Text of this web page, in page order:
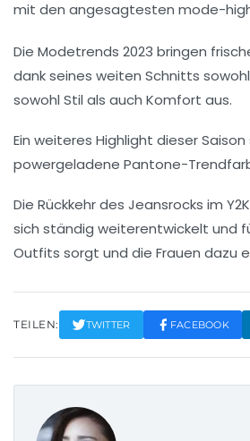
Die Modetrends 2023 bringen
dank seines weiten Schnitts
sowohl Stil als auch Komfort aus.
Ein weiteres Highlight dieser Saison
powergeladene Pantone-
Die Rückkehr des Jeansrocks im
sich ständig weiterentwickelt und
Outfits sorgt und die Frauen dazu
TEILEN: TWITTER FACEBOOK